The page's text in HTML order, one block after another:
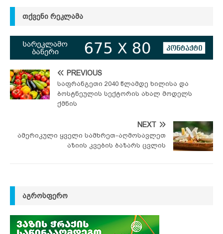
ᲗᲥᲕᲔᲜᲘ ᲠᲔᲙᲚᲐᲛᲐ
PREVIOUS
საფრანგეთი 2040 წლამდე ხილისა და
ბოსტნეულის სექტორის ახალ მოდელს
ქმნის
NEXT
ამერიკული ყველი სამხრეთ-აღმოსავლეთ
აზიის კვების ბაზარს ცვლის
ᲐᲒᲠᲝᲡᲤᲔᲠᲝ